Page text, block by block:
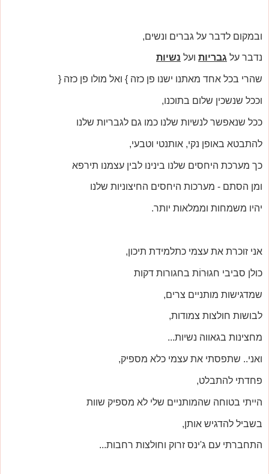
ובמקום לדבר על גברים ונשים,
נדבר על גבריות ועל נשיות
שהרי בכל אחד מאתנו ישנו פן כזה } ואל מולו פן כזה {
וככל שנשכין שלום בתוכנו,
ככל שנאפשר לנשיות שלנו כמו גם לגבריות שלנו
להתבטא באופן נקי, אותנטי וטבעי,
כך מערכת היחסים שלנו בינינו לבין עצמנו תירפא
ומן הסתם - מערכות היחסים החיצוניות שלנו
יהיו משמחות וממלאות יותר.
אני זוכרת את עצמי כתלמידת תיכון,
כולן סביבי חגוּרוֹת בחגורות דקות
שמדגישות מותניים צרים,
לבושות חולצות צמודות,
מחצינות בגאווה נשיות...
ואני.. שתפסתי את עצמי כלא מספיק,
פחדתי להתבלט,
הייתי בטוחה שהמותניים שלי לא מספיק שוות
בשביל להדגיש אותן,
התחברתי עם ג'ינס זרוק וחולצות רחבות...